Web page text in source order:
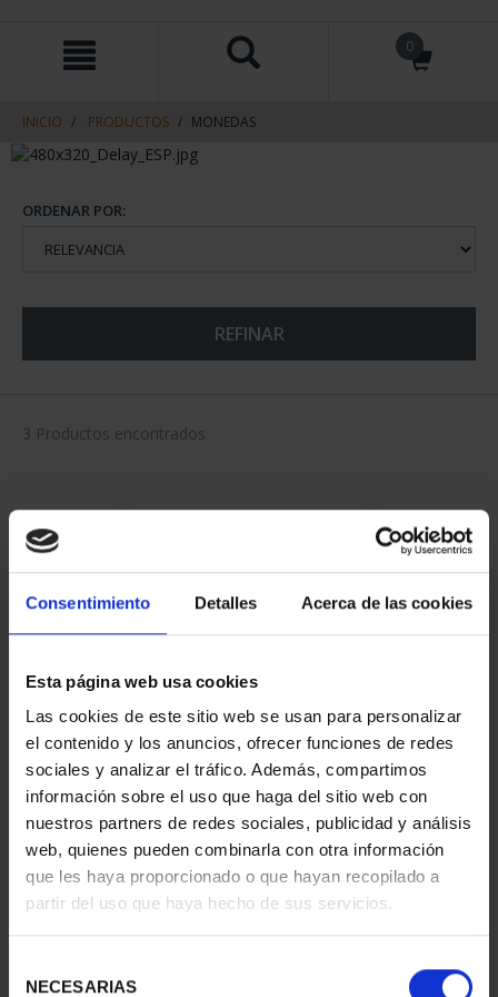
Consentimiento Detalles Acerca de las cookies
Esta página web usa cookies
Las cookies de este sitio web se usan para personalizar
el contenido y los anuncios, ofrecer funciones de redes
sociales y analizar el tráfico. Además, compartimos
información sobre el uso que haga del sitio web con
nuestros partners de redes sociales, publicidad y análisis
web, quienes pueden combinarla con otra información
que les haya proporcionado o que hayan recopilado a
partir del uso que haya hecho de sus servicios.
NECESARIAS
contenido
navegacin
0
INICIO PRODUCTOS MONEDAS
ORDENAR POR:
REFINAR
3 Productos encontrados
CAPITALES ESPAÑOLAS
- BILBAO
73,00 €
CAPITALES ESPAÑOLAS
- DONOSTIA
73,00 €